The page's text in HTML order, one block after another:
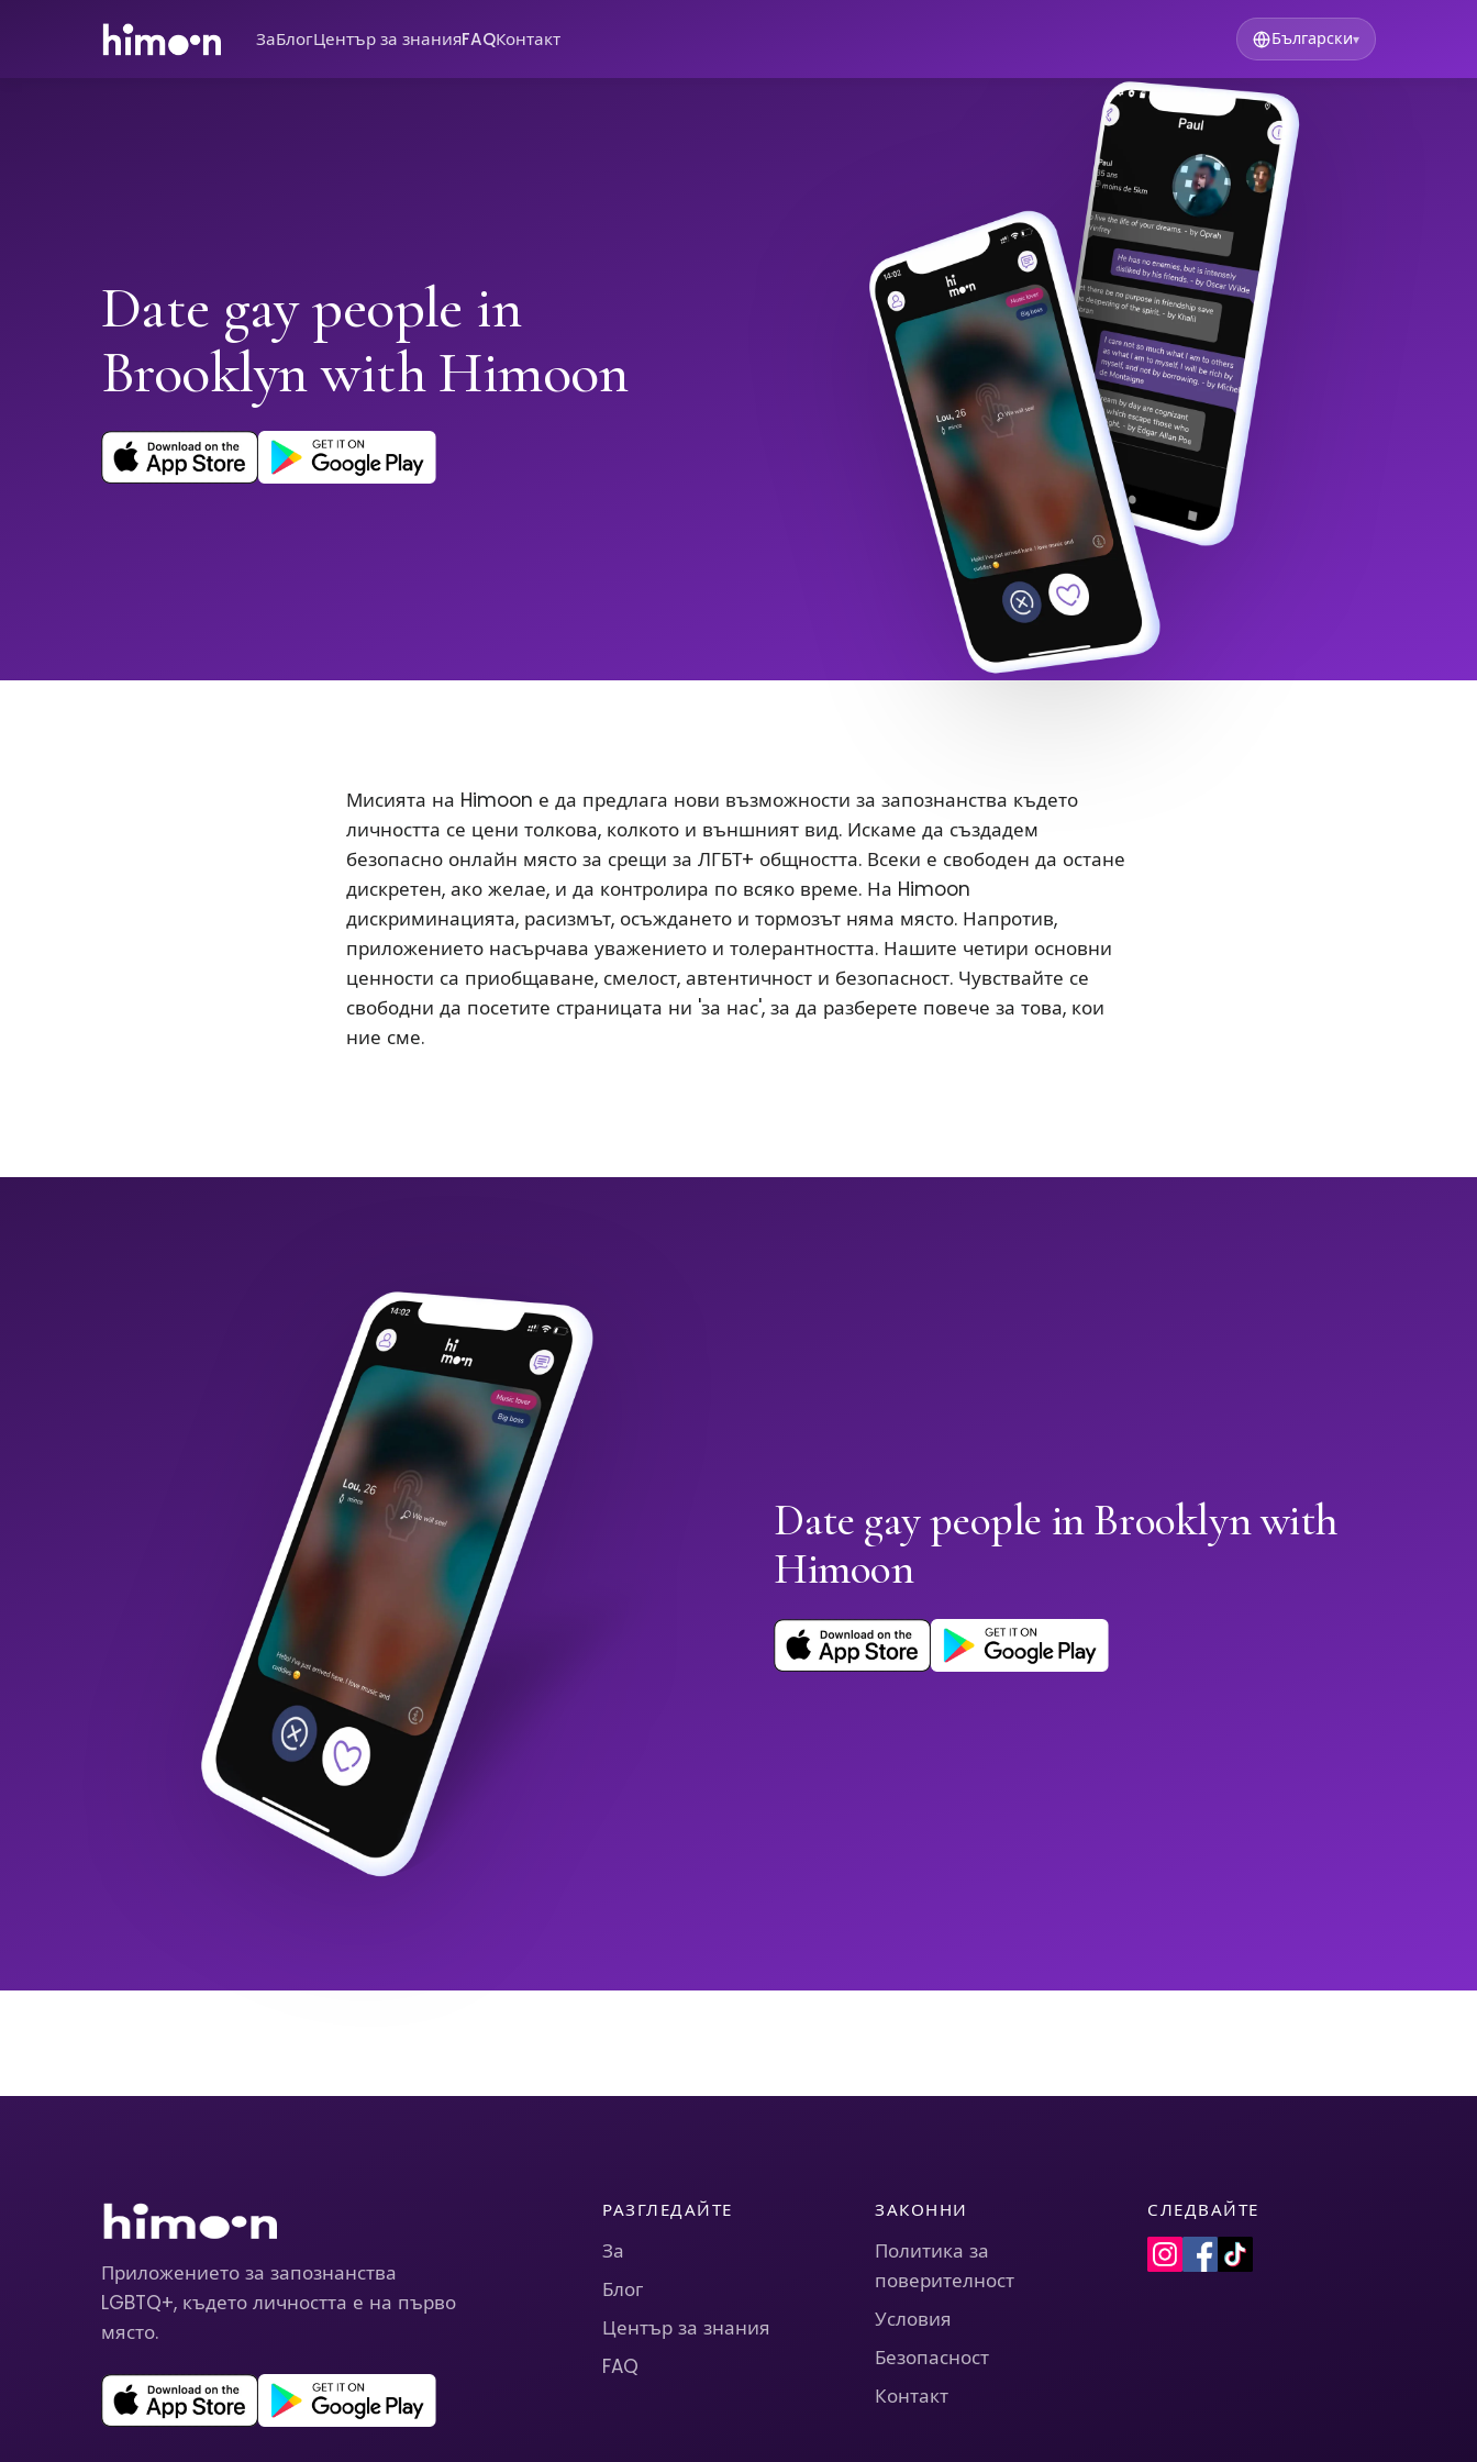
ЗаБлогЦентър за знанияFAQКонтакт Български▾
Date gay people in
Brooklyn with Himoon
Мисията на Himoon е да предлага нови възможности за запознанства където
личността се цени толкова, колкото и външният вид. Искаме да създадем
безопасно онлайн място за срещи за ЛГБТ+ общността. Всеки е свободен да остане
дискретен, ако желае, и да контролира по всяко време. На Himoon
дискриминацията, расизмът, осъждането и тормозът няма място. Напротив,
приложението насърчава уважението и толерантността. Нашите четири основни
ценности са приобщаване, смелост, автентичност и безопасност. Чувствайте се
свободни да посетите страницата ни 'за нас', за да разберете повече за това, кои
ние сме.
Date gay people in Brooklyn with
Himoon
Приложението за запознанства
LGBTQ+, където личността е на първо
място.
РАЗГЛЕДАЙТЕ
За
Блог
Център за знания
FAQ
ЗАКОННИ
Политика за
поверителност
Условия
Безопасност
Контакт
СЛЕДВАЙТЕ